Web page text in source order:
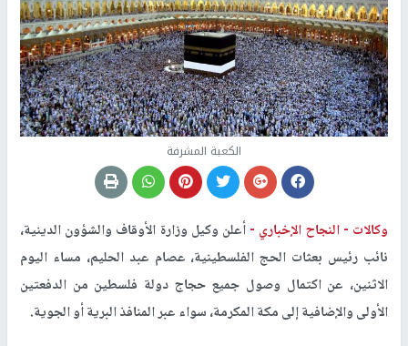
الكعبة المشرفة
وكالات -النجاح الإخباري -أعلن وكيل وزارة الأوقاف والشؤون الدينية،
نائب رئيس بعثات الحج الفلسطينية، عصام عبد الحليم، مساء اليوم
الاثنين، عن اكتمال وصول جميع حجاج دولة فلسطين من الدفعتين
الأولى والإضافية إلى مكة المكرمة، سواء عبر المنافذ البرية أو الجوية.